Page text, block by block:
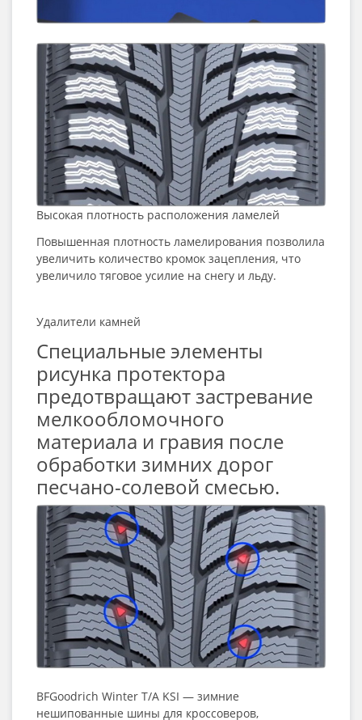
Высокая плотность расположения ламелей
Повышенная плотность ламелирования позволила
увеличить количество кромок зацепления, что
увеличило тяговое усилие на снегу и льду.
Удалители камней
Специальные элементы
рисунка протектора
предотвращают застревание
мелкообломочного
материала и гравия после
обработки зимних дорог
песчано-солевой смесью.
BFGoodrich Winter T/A KSI — зимние
нешипованные шины для кроссоверов,